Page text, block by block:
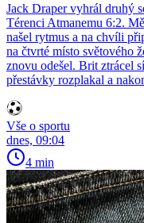
Jack Draper vyhrál druhý
Térenci Atmanemu 6:2.
našel rytmus a na chvíli
na čtvrté místo světového
znovu odešel. Brit ztrácel
přestávky rozplakal a
Vše o sportu
dnes, 09:04
4 min